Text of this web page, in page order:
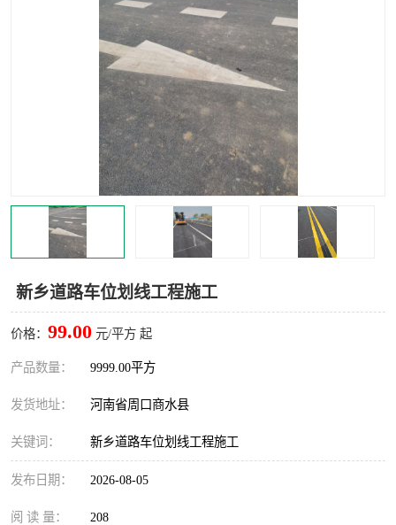
新乡道路车位划线工程施工
价格： 99.00 元/平方 起
产品数量： 9999.00平方
发货地址： 河南省周口商水县
关键词： 新乡道路车位划线工程施工
发布日期： 2026-08-05
阅 读 量： 208